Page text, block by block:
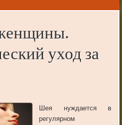
уход за
Шея нуждается в
регулярном